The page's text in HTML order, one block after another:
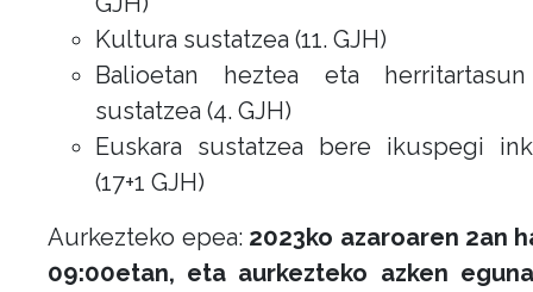
Kultura sustatzea (11. GJH)
Balioetan heztea eta
sustatzea (4. GJH)
Euskara sustatzea bere ikuspegi
(17+1 GJH)
Aurkezteko epea:2023ko azaroaren 2an
09:00etan, eta aurkezteko azken